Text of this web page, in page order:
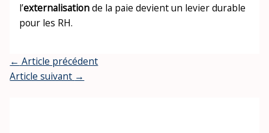
l’externalisationde la paie devient un levier durable
pour les RH.
← Article précédent
Article suivant →